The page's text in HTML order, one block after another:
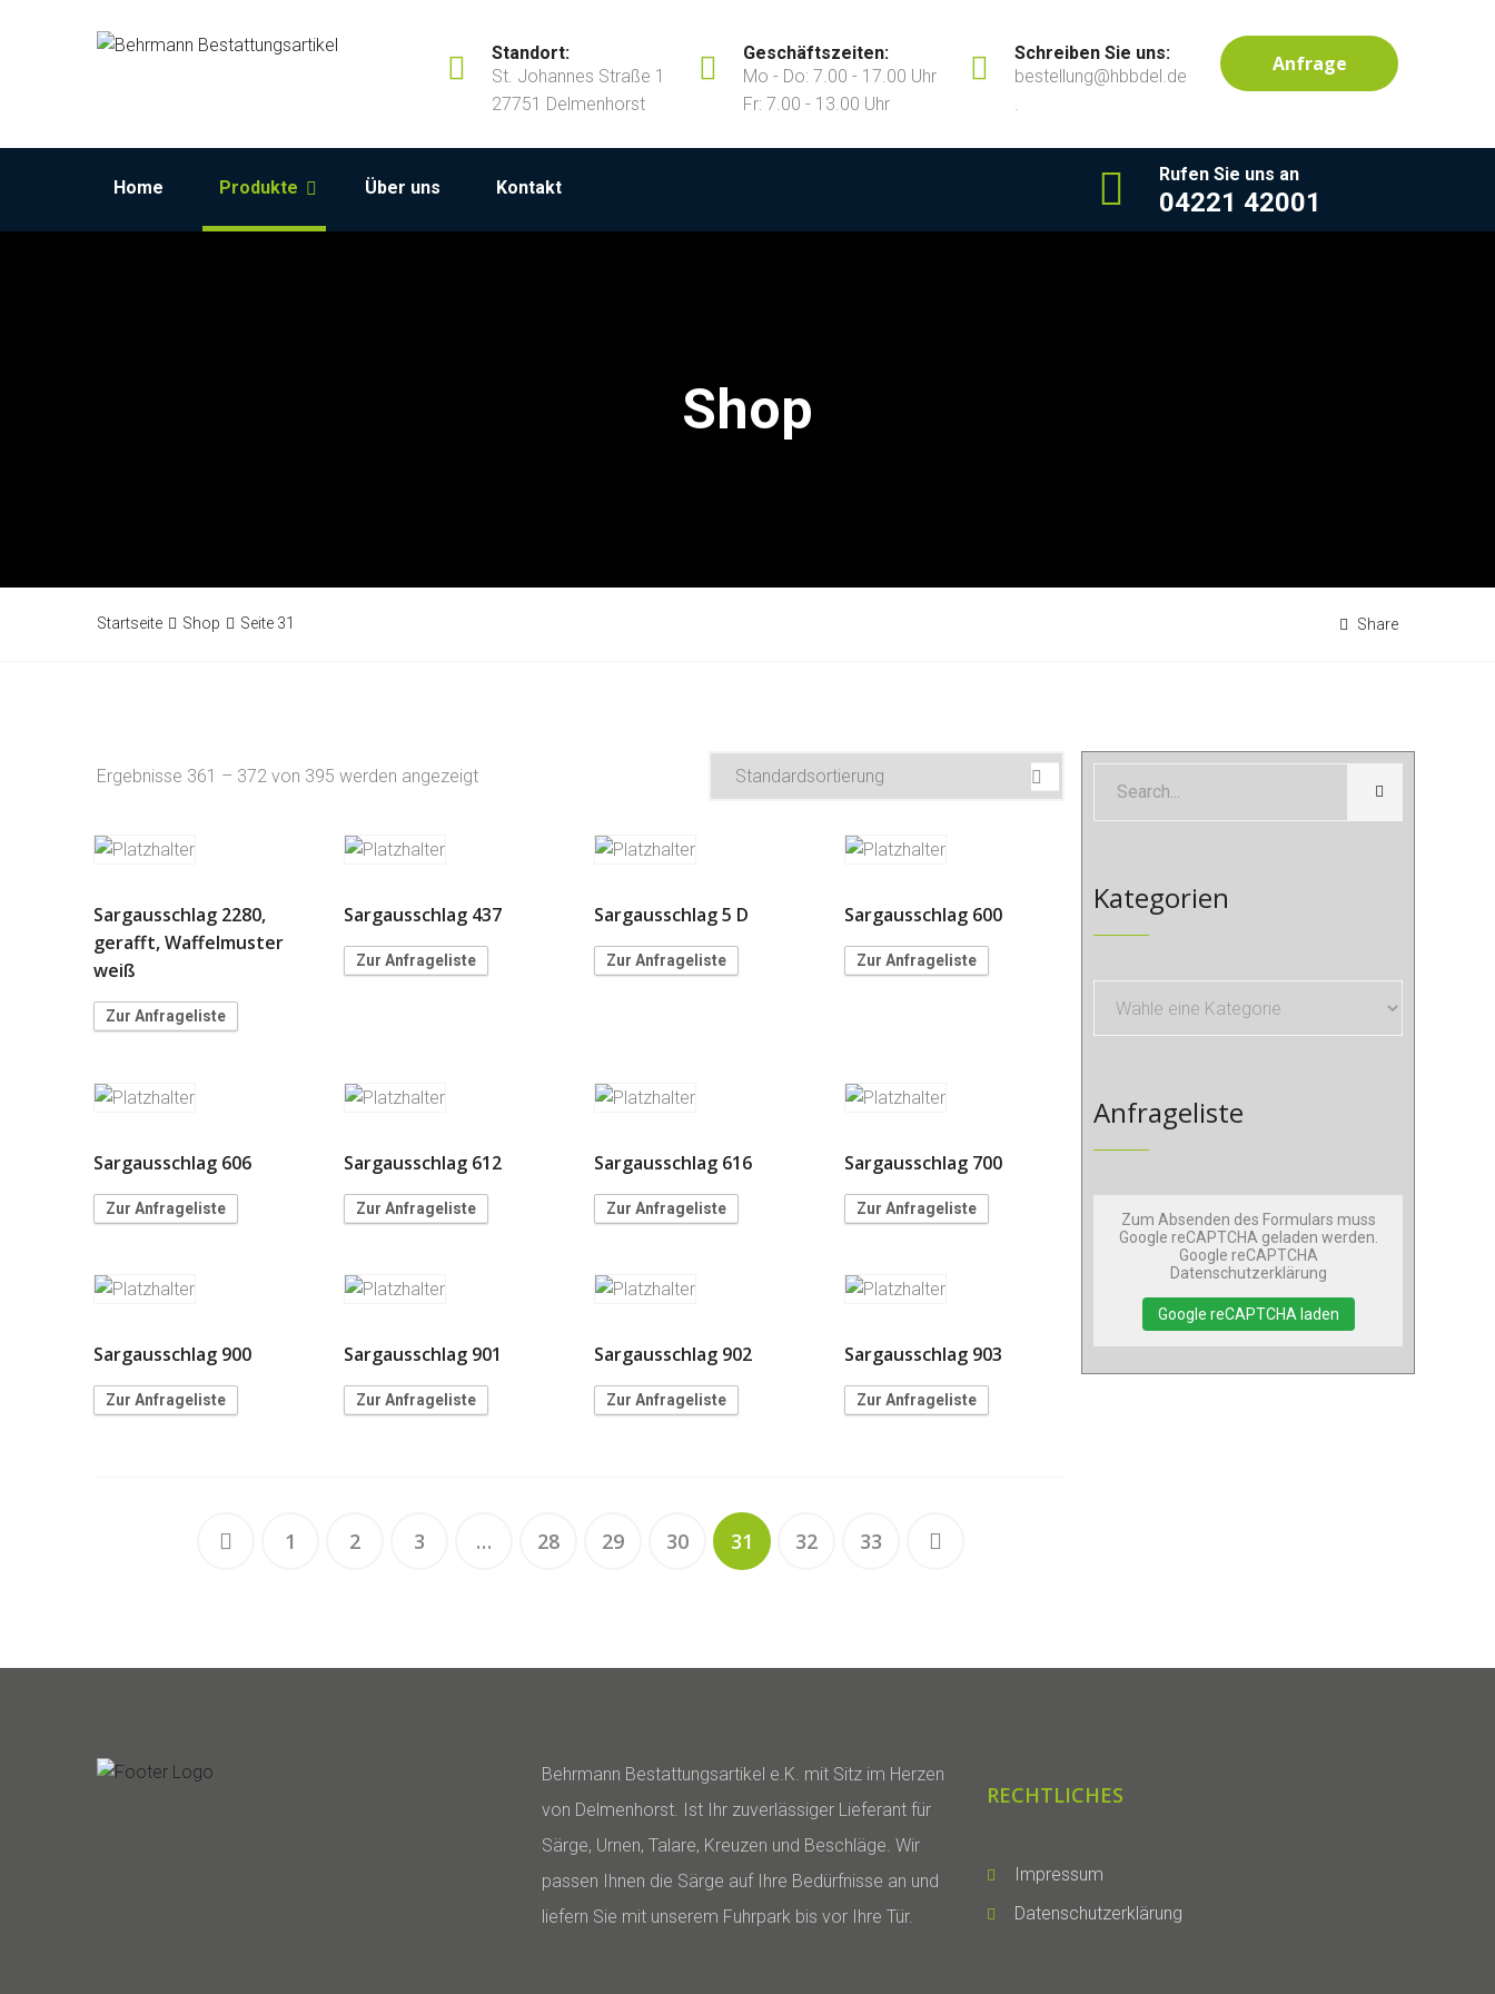
Standort:
St. Johannes Straße 1
27751 Delmenhorst
Geschäftszeiten:
Mo - Do: 7.00 - 17.00 Uhr
Fr: 7.00 - 13.00 Uhr
Schreiben Sie uns:
bestellung@hbbdel.de
.
Anfrage
Home Produkte Über uns Kontakt
Rufen Sie uns an
04221 42001
Shop
Startseite Shop Seite 31 Share
Ergebnisse 361 – 372 von 395 werden angezeigt
Sargausschlag 2280,
gerafft, Waffelmuster
weiß
Zur Anfrageliste
Sargausschlag 437
Zur Anfrageliste
Sargausschlag 5 D
Zur Anfrageliste
Sargausschlag 600
Zur Anfrageliste
Sargausschlag 606
Zur Anfrageliste
Sargausschlag 612
Zur Anfrageliste
Sargausschlag 616
Zur Anfrageliste
Sargausschlag 700
Zur Anfrageliste
Sargausschlag 900
Zur Anfrageliste
Sargausschlag 901
Zur Anfrageliste
Sargausschlag 902
Zur Anfrageliste
Sargausschlag 903
Zur Anfrageliste
1 2 3 … 28 29 30 31 32 33
Kategorien
Anfrageliste
Zum Absenden des Formulars muss
Google reCAPTCHA geladen werden.
Google reCAPTCHA
Datenschutzerklärung
Google reCAPTCHA laden
Behrmann Bestattungsartikel e.K. mit Sitz im Herzen
von Delmenhorst. Ist Ihr zuverlässiger Lieferant für
Särge, Urnen, Talare, Kreuzen und Beschläge. Wir
passen Ihnen die Särge auf Ihre Bedürfnisse an und
liefern Sie mit unserem Fuhrpark bis vor Ihre Tür.
RECHTLICHES
Impressum
Datenschutzerklärung